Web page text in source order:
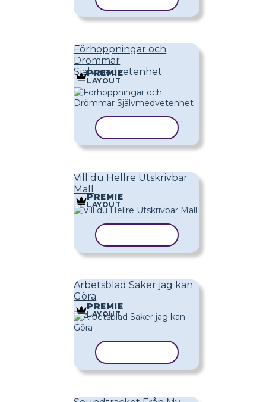
Förhoppningar och
Drömmar
Självmedvetenhet
PREMIE
LAYOUT
Vill du Hellre Utskrivbar
Mall
PREMIE
LAYOUT
Arbetsblad Saker jag kan
Göra
PREMIE
LAYOUT